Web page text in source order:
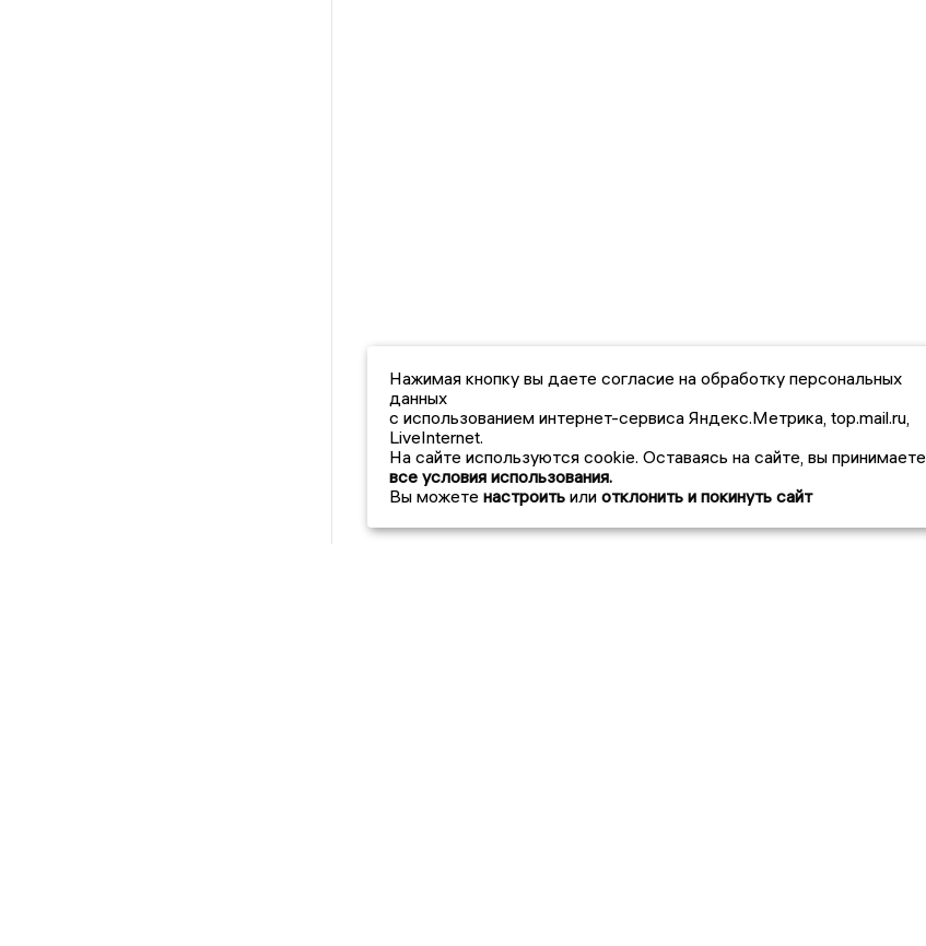
Нажимая кнопку вы даете согласие на обработку персональных
данных
с использованием интернет-сервиса Яндекс.Метрика, top.mail.ru,
LiveInternet.
На сайте используются cookie. Оставаясь на сайте, вы принимаете
все условия использования.
Вы можете настроить или отклонить и покинуть сайт